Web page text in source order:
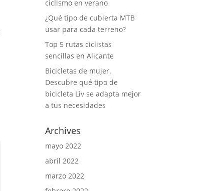
ciclismo en verano
¿Qué tipo de cubierta MTB
usar para cada terreno?
Top 5 rutas ciclistas
sencillas en Alicante
Bicicletas de mujer.
Descubre qué tipo de
bicicleta Liv se adapta mejor
a tus necesidades
Archives
mayo 2022
abril 2022
marzo 2022